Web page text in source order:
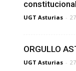
constitucional
UGT Asturias -
ORGULLO
UGT Asturias -